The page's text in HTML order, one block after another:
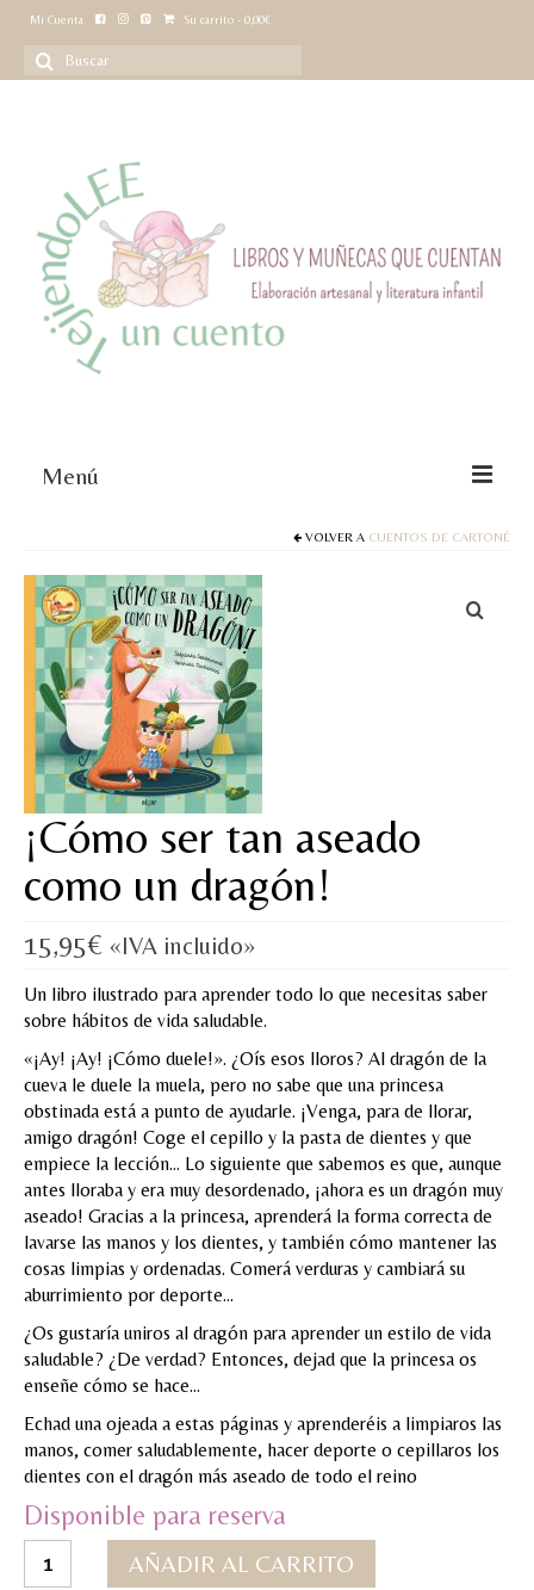
Mi Cuenta Su carrito - 0,00€
Buscar
por:
Menú
Juegos y puzles
Materiales de juego
Artesanía Waldorf
Hecho a mano
Tote bag
Papelería
TIENDA
¿QUIÉN SOY?
CREACIONES
BLOG
MI CUENTA
Valoraciones y opiniones de TejiendoLEE un
cuento
VOLVER A CUENTOS DE CARTONÉ
¡Cómo ser tan aseado
como un dragón!
15,95€ «IVA incluido»
Un libro ilustrado para aprender todo lo que necesitas saber
sobre hábitos de vida saludable.
«¡Ay! ¡Ay! ¡Cómo duele!». ¿Oís esos lloros? Al dragón de la
cueva le duele la muela, pero no sabe que una princesa
obstinada está a punto de ayudarle. ¡Venga, para de llorar,
amigo dragón! Coge el cepillo y la pasta de dientes y que
empiece la lección… Lo siguiente que sabemos es que, aunque
antes lloraba y era muy desordenado, ¡ahora es un dragón muy
aseado! Gracias a la princesa, aprenderá la forma correcta de
lavarse las manos y los dientes, y también cómo mantener las
cosas limpias y ordenadas. Comerá verduras y cambiará su
aburrimiento por deporte…
¿Os gustaría uniros al dragón para aprender un estilo de vida
saludable? ¿De verdad? Entonces, dejad que la princesa os
enseñe cómo se hace…
Echad una ojeada a estas páginas y aprenderéis a limpiaros las
manos, comer saludablemente, hacer deporte o cepillaros los
dientes con el dragón más aseado de todo el reino
Disponible para reserva
ser
AÑADIR AL CARRITO